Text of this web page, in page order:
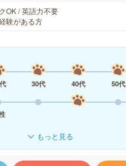
OK / 英語力不要
験がある方
30代 40代 50代
もっと見る